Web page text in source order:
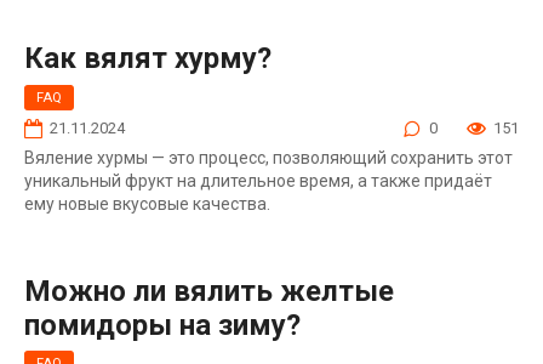
Как вялят хурму?
FAQ
21.11.2024 0 151
Вяление хурмы — это процесс, позволяющий сохранить этот
уникальный фрукт на длительное время, а также придаёт
ему новые вкусовые качества.
Можно ли вялить желтые
помидоры на зиму?